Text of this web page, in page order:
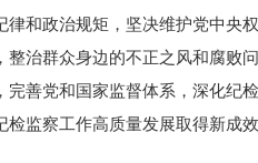
律和政治规矩，坚决维护党中央
整治群众身边的不正之风和腐败
完善党和国家监督体系，深化纪
监察工作高质量发展取得新成效